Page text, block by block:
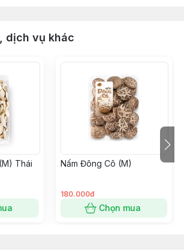
dịch vụ khác
Thái
Nấm Đông Cô (M)
180.000đ
Chọn mua